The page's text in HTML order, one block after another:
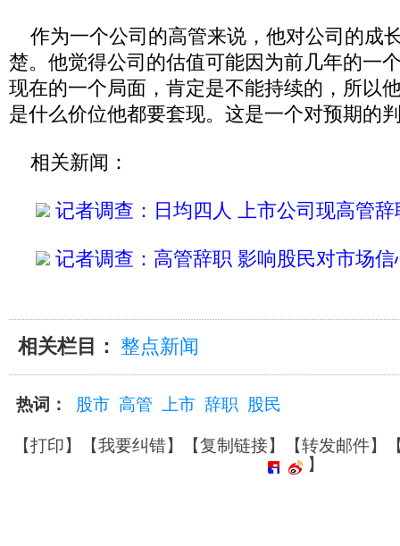
作为一个公司的高管来说，他对公司的成
楚。他觉得公司的估值可能因为前几年的一
现在的一个局面，肯定是不能持续的，所以
是什么价位他都要套现。这是一个对预期的
相关新闻：
记者调查：日均四人 上市公司现高管辞
记者调查：高管辞职 影响股民对市场信
相关栏目： 整点新闻
热词： 股市 高管 上市 辞职 股民
【打印】【我要纠错】【复制链接】【转发邮件】
】